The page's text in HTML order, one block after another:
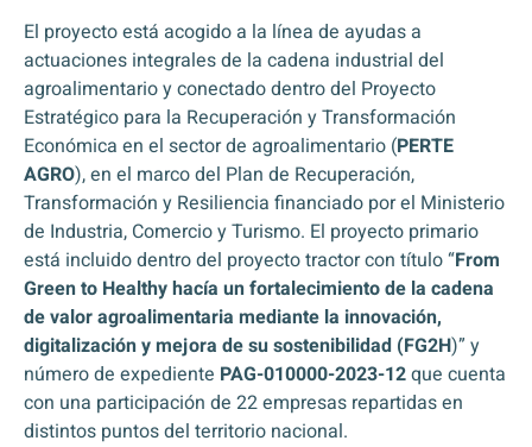
El proyecto está acogido a la línea de ayudas a
actuaciones integrales de la cadena industrial del
agroalimentario y conectado dentro del Proyecto
Estratégico para la Recuperación y Transformación
Económica en el sector de agroalimentario (PERTE
AGRO), en el marco del Plan de Recuperación,
Transformación y Resiliencia financiado por el Ministerio
de Industria, Comercio y Turismo. El proyecto primario
está incluido dentro del proyecto tractor con título “From
Green to Healthy hacía un fortalecimiento de la cadena
de valor agroalimentaria mediante la innovación,
digitalización y mejora de su sostenibilidad (FG2H)” y
número de expediente PAG-010000-2023-12que cuenta
con una participación de 22 empresas repartidas en
distintos puntos del territorio nacional.